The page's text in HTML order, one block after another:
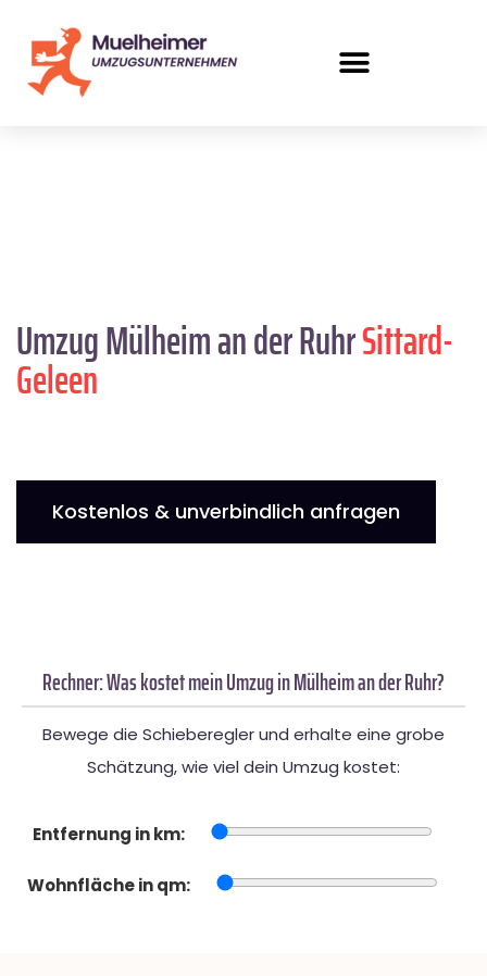
Umzug Mülheim an der RuhrSittard-
Geleen
Kostenlos & unverbindlich anfragen
Rechner: Was kostet mein Umzug in Mülheim an der Ruhr?
Bewege die Schieberegler und erhalte eine grobe
Schätzung, wie viel dein Umzug kostet:
Entfernung in km:
Wohnfläche in qm: